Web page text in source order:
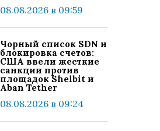
08.08.2026 в 09:59
Чорный список SDN и
блокировка счетов:
США ввели жесткие
санкции против
площадок Shelbit и
Aban Tether
08.08.2026 в 09:24